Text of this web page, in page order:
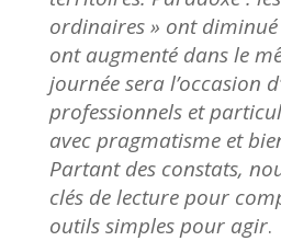
ordinaires » ont
ont augmenté dans le
journée sera l’occasion
professionnels et
avec pragmatisme et
Partant des constats,
clés de lecture pour
outils simples pour agir.